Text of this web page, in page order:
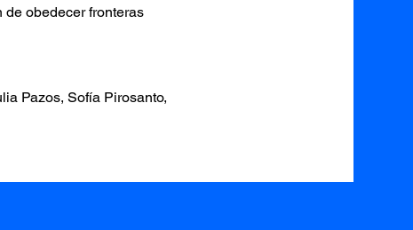
obedecer fronteras
Pazos, Sofía Pirosanto,